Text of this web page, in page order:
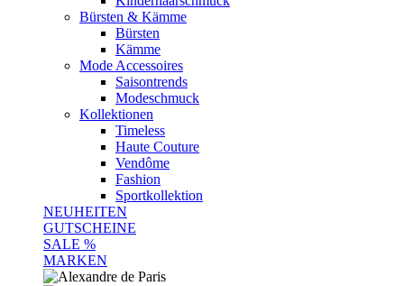
Bürsten & Kämme
Bürsten
Kämme
Mode Accessoires
Saisontrends
Modeschmuck
Kollektionen
Timeless
Haute Couture
Vendôme
Fashion
Sportkollektion
NEUHEITEN
GUTSCHEINE
SALE %
MARKEN